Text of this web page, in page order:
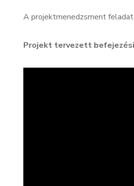
A projektmenedzsment
Projekt tervezett